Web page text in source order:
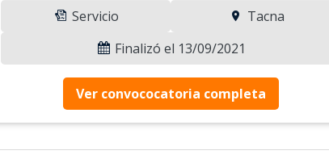
Servicio
Tacna
Finalizó el 13/09/2021
Ver convococatoria completa